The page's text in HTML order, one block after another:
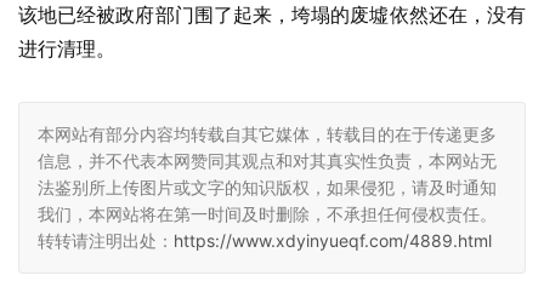
该地已经被政府部门围了起来，垮塌的废墟依然还在，没有
进行清理。
本网站有部分内容均转载自其它媒体，转载目的在于传递更多
信息，并不代表本网赞同其观点和对其真实性负责，本网站无
法鉴别所上传图片或文字的知识版权，如果侵犯，请及时通知
我们，本网站将在第一时间及时删除，不承担任何侵权责任。
转转请注明出处： https://www.xdyinyueqf.com/4889.html